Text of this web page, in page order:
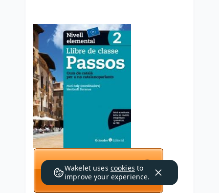
Wakelet uses cookies to
improve your experience.